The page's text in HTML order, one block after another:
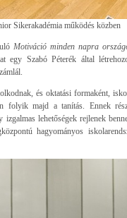
Sikerakadémia működés közben
Motiváció minden napra
egy Szabó Péterék által
és oktatási formaként,
folyik majd a tanítás. Ennek
lehetőségek rejlenek
hagyományos